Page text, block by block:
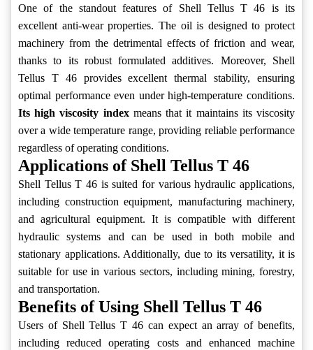
One of the standout features of Shell Tellus T 46 is its
excellent anti-wear properties. The oil is designed to protect
machinery from the detrimental effects of friction and wear,
thanks to its robust formulated additives. Moreover, Shell
Tellus T 46 provides excellent thermal stability, ensuring
optimal performance even under high-temperature conditions.
Its high viscosity indexmeans that it maintains its viscosity
over a wide temperature range, providing reliable performance
regardless of operating conditions.
Applications of Shell Tellus T 46
Shell Tellus T 46 is suited for various hydraulic applications,
including construction equipment, manufacturing machinery,
and agricultural equipment. It is compatible with different
hydraulic systems and can be used in both mobile and
stationary applications. Additionally, due to its versatility, it is
suitable for use in various sectors, including mining, forestry,
and transportation.
Benefits of Using Shell Tellus T 46
Users of Shell Tellus T 46 can expect an array of benefits,
including reduced operating costs and enhanced machine